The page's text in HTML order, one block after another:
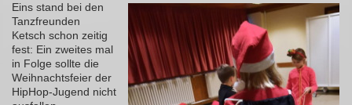
Eins stand bei den
Tanzfreunden
Ketsch schon zeitig
fest: Ein zweites mal
in Folge sollte die
Weihnachtsfeier der
HipHop-Jugend nicht